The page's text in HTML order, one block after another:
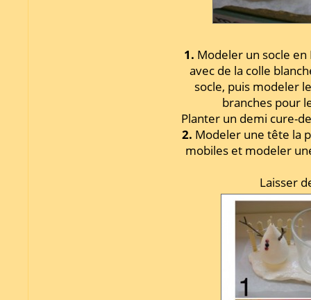
1. Modeler un socle
avec de la colle
socle, puis modeler
branches pour
Planter un demi cure-
2. Modeler une tête la
mobiles et modeler
Laisser